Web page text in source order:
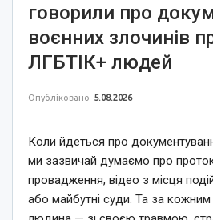
говорили про
воєнних злочинів
ЛГБТІК+ людей
Опубліковано 5.08.2026
Коли йдеться про
ми зазвичай думаємо про
провадження, відео з місця
або майбутні суди. Та за